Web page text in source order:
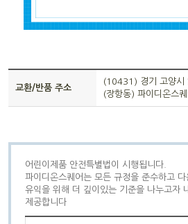
교환/반품 주소
(10431) 경기 고양시
(장항동) 파이디온스퀘
어린이제품 안전특별법이 시행됩니다.
파이디온스퀘어는 모든 규정을 준수하고
유익을 위해 더 깊이있는 기준을 나누고자
제공합니다